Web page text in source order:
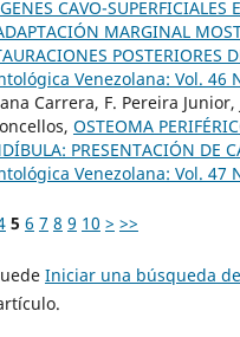
CAVO-SUPERFICIALES
MARGINAL
POSTERIORES
Venezolana: Vol. 46
Carrera, F. Pereira Junior,
OSTEOMA
PRESENTACIÓN DE
Venezolana: Vol. 47
5 6 7 8 9 10 > >>
Iniciar una búsqueda